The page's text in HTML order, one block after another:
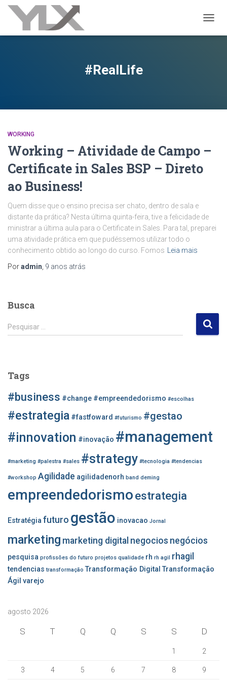
#RealLife
WORKING
Working – Atividade de Campo –
Certificate in Sales BSP – Direto
ao Business!
Quem disse que o ensino precisa ser chato, dentro de sala e
distante da prática? Nesta última quinta-feira, tive a felicidade de
ministrar a última aula para o Certificate in Sales. Para tal, preparei
uma atividade prática em que pudéssemos utilizar todo o
conhecimento obtido ao longo do curso. Fomos
Leia mais
Poradmin 9 anos atrás
Busca
P
e
a
r
o
Pesquisar …
Tags
#business #change #empreendedorismo #escolhas
#estrategia #fastfoward #futurismo #gestao
#innovation #inovação #management
#marketing #palestra #sales #strategy #tecnologia #tendencias
#workshop Agilidade agilidadenorh band deming
empreendedorismoestrategia
Estratégiafuturo gestão inovacao Jornal
marketing marketing digital negocios negócios
pesquisa profissões do futuro projetos qualidade rh rh agil rhagil
tendencias transformação Transformação Digital Transformação
Ágil varejo
agosto 2026
S T Q Q S S D
1 2
3 4 5 6 7 8 9